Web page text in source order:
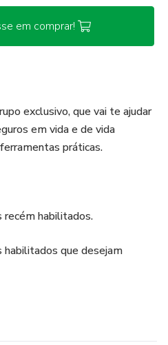
em comprar!
exclusivo, que vai te ajudar
em vida e de vida
práticas.
recém habilitados.
habilitados que desejam
ainda estão travados na